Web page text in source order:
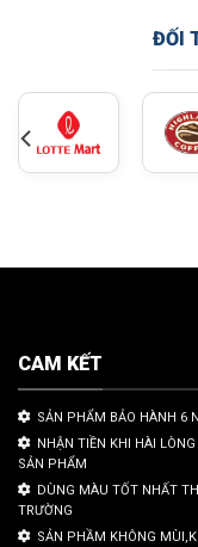
ĐỐI
CAM KẾT
SẢN PHẨM BẢO HÀNH 6
NHẬN TIỀN KHI HÀI LÒNG
SẢN PHẨM
DÙNG MÀU TỐT NHẤT
TRƯỜNG
SẢN PHẦM KHÔNG